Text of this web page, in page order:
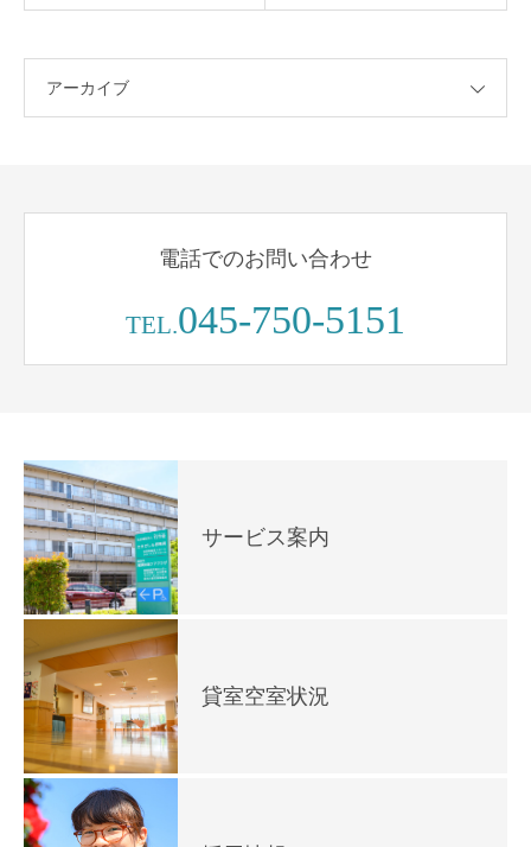
アーカイブ
電話でのお問い合わせ
TEL.045-750-5151
サービス案内
貸室空室状況